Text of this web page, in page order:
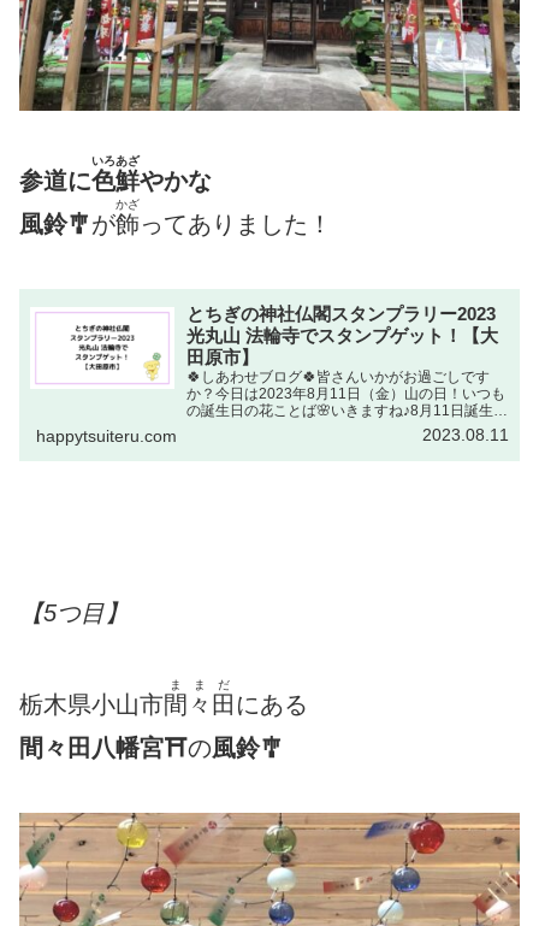
参道に色鮮
いろあざ
やかな
風鈴🎐が飾
かざ
ってありました！
とちぎの神社仏閣スタンプラリー2023
光丸山 法輪寺でスタンプゲット！【大
田原市】
🍀しあわせブログ🍀皆さんいかがお過ごしです
か？今日は2023年8月11日（金）山の日！いつも
の誕生日の花ことば🌸いきますね♪8月11日誕生日
の花：オモダカ（面高・オモダカ科）花ことば：
秘めたる慕ぼ情じょう 高潔こうけつ出典元：
NHKラジオ深...
happytsuiteru.com 2023.08.11
【5つ目】
栃木県小山市間々田
ままだ
にある
間々田八幡宮⛩の風鈴🎐